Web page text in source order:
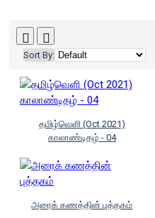
Sort By:
தமிழ்வெளி (Oct 2021)
காலாண்டிதழ் - 04
அரைக் கணத்தின் புத்தகம்